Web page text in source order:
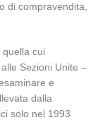
di compravendita,
cui
Sezioni Unite –
e
dalla
solo nel 1993